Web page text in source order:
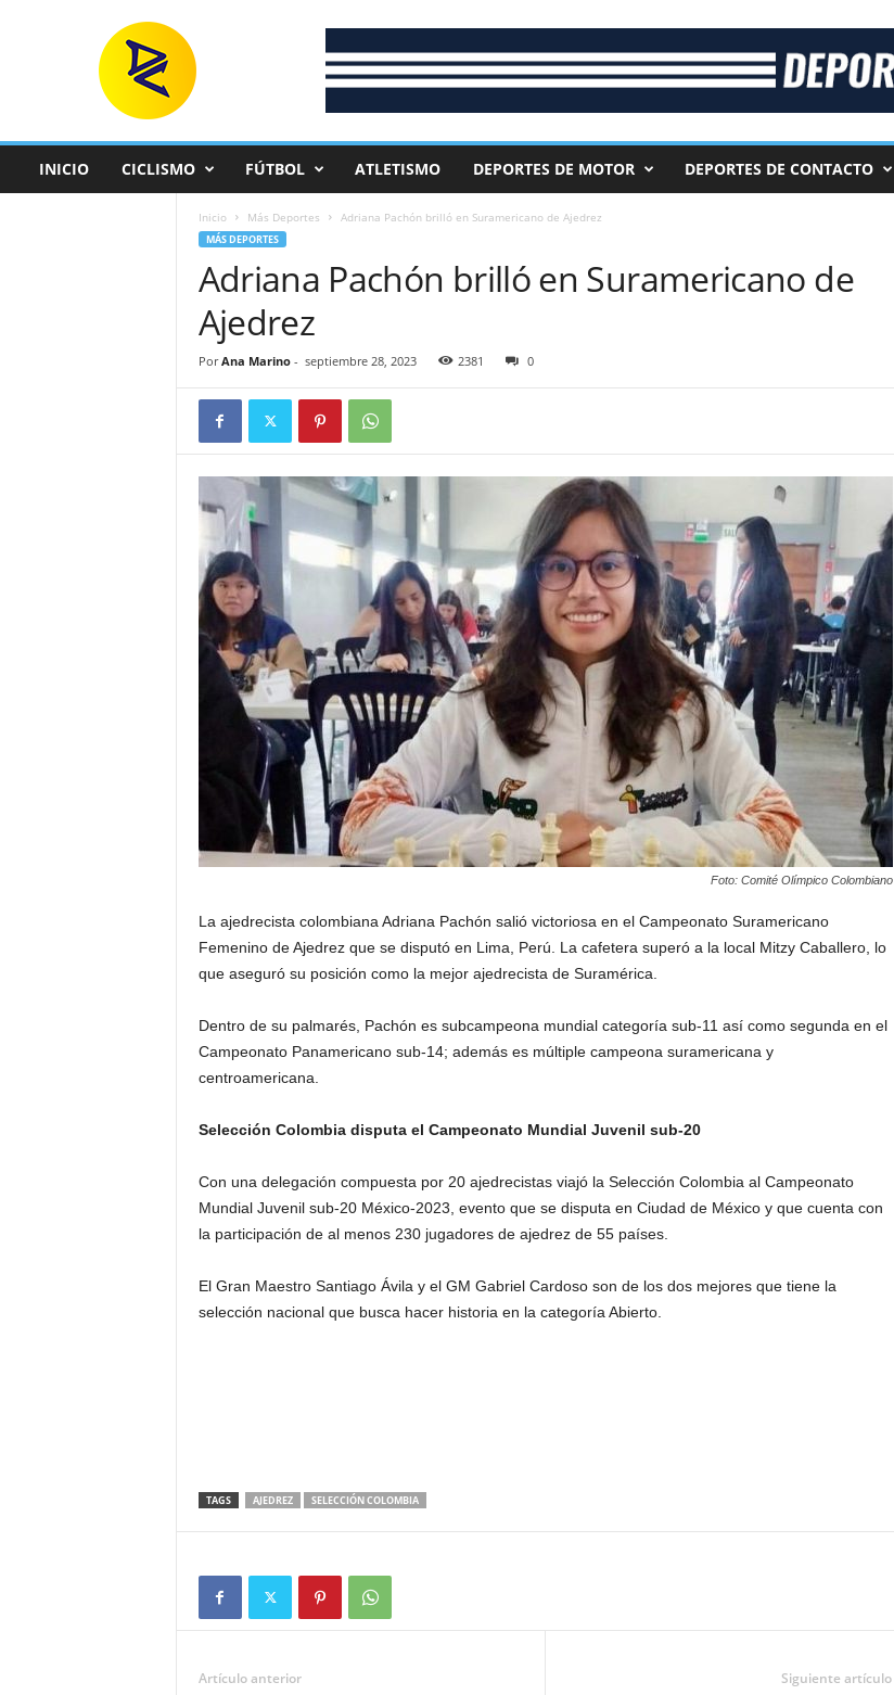
INICIO CICLISMO FÚTBOL ATLETISMO DEPORTES DE MOTOR DEPORTES DE CONTACTO
Inicio Más Deportes Adriana Pachón brilló en Suramericano de Ajedrez
MÁS DEPORTES
Adriana Pachón brilló en Suramericano de
Ajedrez
Por Ana Marino- septiembre 28, 2023 2381 0
Foto: Comité Olímpico Colombiano
La ajedrecista colombiana Adriana Pachón salió victoriosa en el Campeonato Suramericano
Femenino de Ajedrez que se disputó en Lima, Perú. La cafetera superó a la local Mitzy Caballero, lo
que aseguró su posición como la mejor ajedrecista de Suramérica.
Dentro de su palmarés, Pachón es subcampeona mundial categoría sub-11 así como segunda en el
Campeonato Panamericano sub-14; además es múltiple campeona suramericana y
centroamericana.
Selección Colombia disputa el Campeonato Mundial Juvenil sub-20
Con una delegación compuesta por 20 ajedrecistas viajó la Selección Colombia al Campeonato
Mundial Juvenil sub-20 México-2023, evento que se disputa en Ciudad de México y que cuenta con
la participación de al menos 230 jugadores de ajedrez de 55 países.
El Gran Maestro Santiago Ávila y el GM Gabriel Cardoso son de los dos mejores que tiene la
selección nacional que busca hacer historia en la categoría Abierto.
TAGS AJEDREZ SELECCIÓN COLOMBIA
Artículo anterior Siguiente artículo